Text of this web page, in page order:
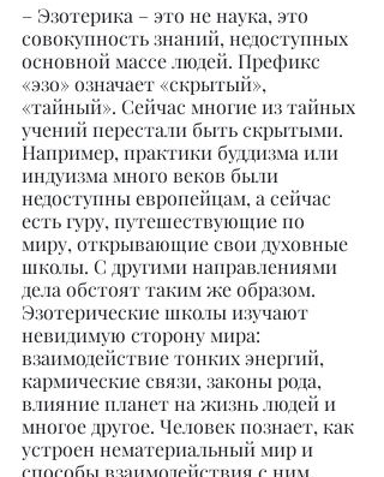
– Эзотерика – это не наука, это
совокупность знаний, недоступных
основной массе людей. Префикс
«эзо» означает «скрытый»,
«тайный». Сейчас многие из тайных
учений перестали быть скрытыми.
Например, практики буддизма или
индуизма много веков были
недоступны европейцам, а сейчас
есть гуру, путешествующие по
миру, открывающие свои духовные
школы. С другими направлениями
дела обстоят таким же образом.
Эзотерические школы изучают
невидимую сторону мира:
взаимодействие тонких энергий,
кармические связи, законы рода,
влияние планет на жизнь людей и
многое другое. Человек познает, как
устроен нематериальный мир и
способы взаимодействия с ним.